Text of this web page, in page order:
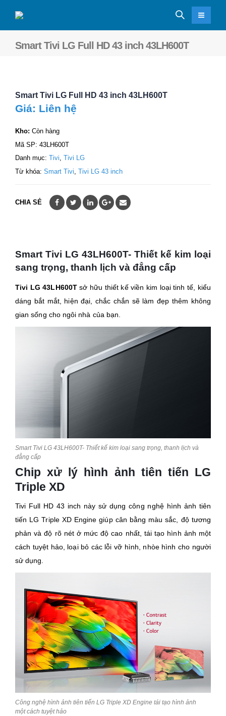
Smart Tivi LG Full HD 43 inch 43LH600T
Smart Tivi LG Full HD 43 inch 43LH600T
Giá: Liên hệ
Kho: Còn hàng
Mã SP: 43LH600T
Danh mục: Tivi, Tivi LG
Từ khóa: Smart Tivi Tivi LG 43 inch
CHIA SẺ
Smart Tivi LG 43LH600T- Thiết kế kim loại
sang trọng, thanh lịch và đẳng cấp
Tivi LG 43LH600Tsở hữu thiết kế viền kim loại tinh tế, kiểu
dáng bắt mắt, hiện đại, chắc chắn sẽ làm đẹp thêm không
gian sống cho ngôi nhà của bạn.
Smart Tivi LG 43LH600T- Thiết kế kim loại sang trọng, thanh lịch và
đẳng cấp
Chip xử lý hình ảnh tiên tiến LG
Triple XD
Tivi Full HD 43 inch này sử dụng công nghệ hình ảnh tiên
tiến LG Triple XD Engine giúp cân bằng màu sắc, độ tương
phản và độ rõ nét ở mức độ cao nhất, tái tạo hình ảnh một
cách tuyệt hảo, loại bỏ các lỗi vỡ hình, nhòe hình cho người
sử dụng.
Công nghệ hình ảnh tiên tiến LG Triple XD Engine tái tạo hình ảnh
một cách tuyệt hảo